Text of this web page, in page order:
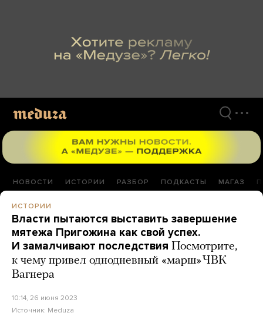
НОВОСТИ ИСТОРИИ РАЗБОР ПОДКАСТЫ МАГАЗ
ИСТОРИИ
Власти пытаются выставить завершение
мятежа Пригожина как свой успех.
И замалчивают последствия Посмотрите,
к чему привел однодневный «марш» ЧВК
Вагнера
10:14, 26 июня 2023
Источник: Meduza